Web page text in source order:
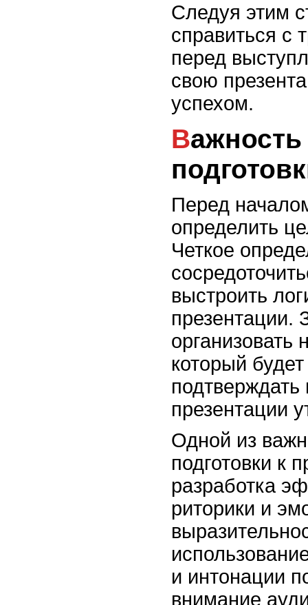
Следуя этим
справиться с
перед
свою
успехом.
Важность правильной
Перед
определить
Четкое
выстроить
презентации.
который
презентации
Одной из
подготовки к
разработка
риторики и
и интонации
внимание